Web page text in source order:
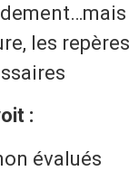
les repères
:
évalués